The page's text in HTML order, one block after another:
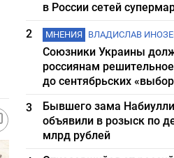
в России сетей
2
МНЕНИЯ ВЛАДИСЛАВ
Союзники Украины
россиянам
до сентябрьских
3
Бывшего зама
объявили в розыск по
млрд рублей